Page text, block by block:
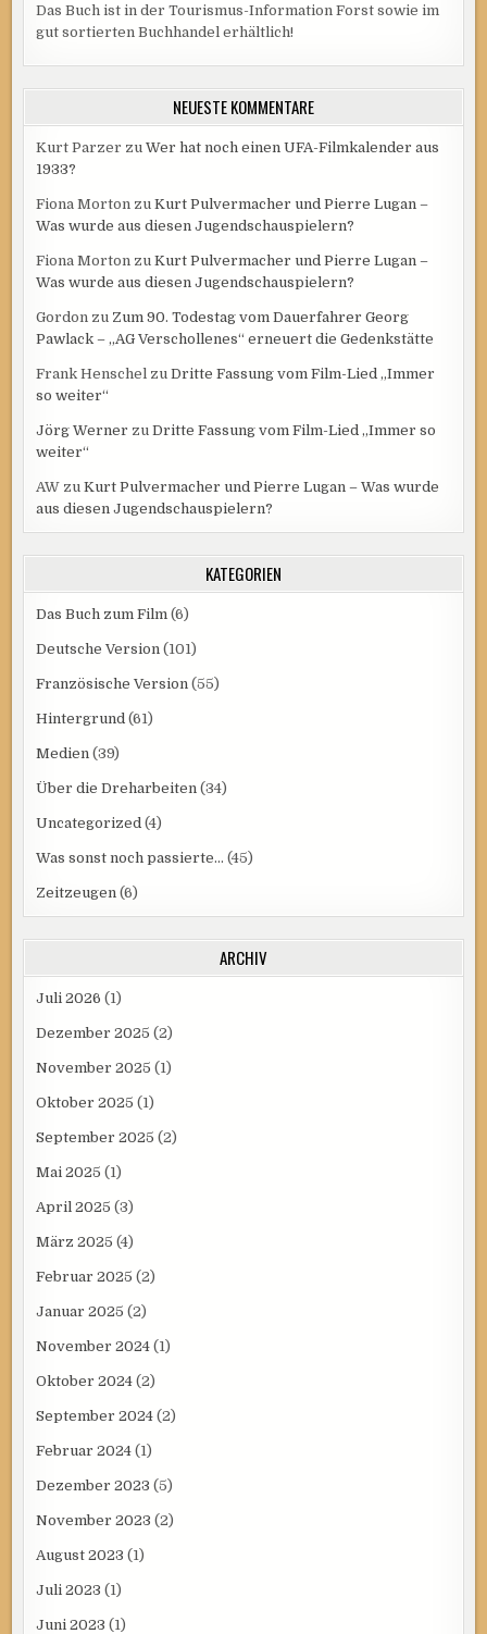
Das Buch ist in der Tourismus-Information Forst sowie im
gut sortierten Buchhandel erhältlich!
NEUESTE KOMMENTARE
Kurt Parzer zuWer hat noch einen UFA-Filmkalender aus
1933?
Fiona Morton zuKurt Pulvermacher und Pierre Lugan –
Was wurde aus diesen Jugendschauspielern?
Fiona Morton zuKurt Pulvermacher und Pierre Lugan –
Was wurde aus diesen Jugendschauspielern?
Gordon zu Zum 90. Todestag vom Dauerfahrer Georg
Pawlack – „AG Verschollenes“ erneuert die Gedenkstätte
Frank Henschel zuDritte Fassung vom Film-Lied „Immer
so weiter“
Jörg Werner zuDritte Fassung vom Film-Lied „Immer so
weiter“
AW zuKurt Pulvermacher und Pierre Lugan – Was wurde
aus diesen Jugendschauspielern?
KATEGORIEN
Das Buch zum Film (6)
Deutsche Version (101)
Französische Version (55)
Hintergrund (61)
Medien (39)
Über die Dreharbeiten (34)
Uncategorized (4)
Was sonst noch passierte… (45)
Zeitzeugen (6)
ARCHIV
Juli 2026 (1)
Dezember 2025 (2)
November 2025 (1)
Oktober 2025 (1)
September 2025 (2)
Mai 2025 (1)
April 2025 (3)
März 2025 (4)
Februar 2025 (2)
Januar 2025 (2)
November 2024 (1)
Oktober 2024 (2)
September 2024 (2)
Februar 2024 (1)
Dezember 2023 (5)
November 2023 (2)
August 2023 (1)
Juli 2023 (1)
Juni 2023 (1)